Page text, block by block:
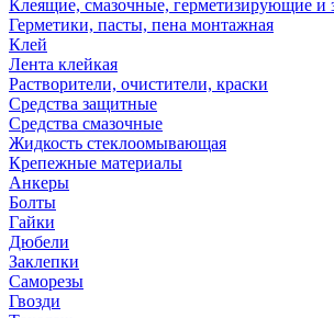
Клеящие, смазочные, герметизирующие и
Герметики, пасты, пена монтажная
Клей
Лента клейкая
Растворители, очистители, краски
Средства защитные
Средства смазочные
Жидкость стеклоомывающая
Крепежные материалы
Анкеры
Болты
Гайки
Дюбели
Заклепки
Саморезы
Гвозди